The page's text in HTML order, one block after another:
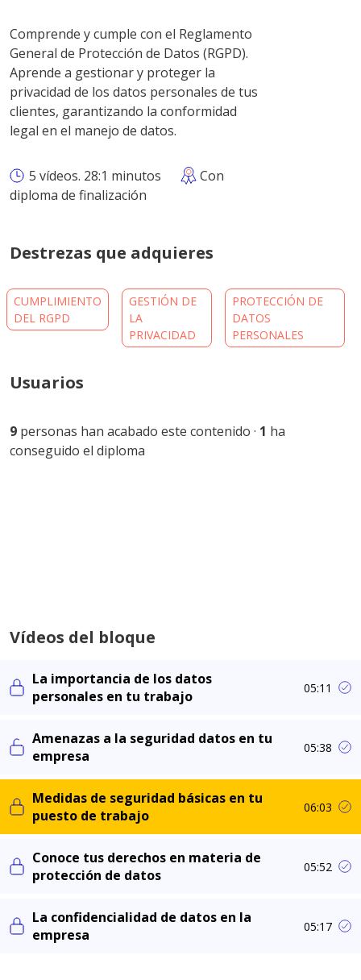
Comprende y cumple con el Reglamento
General de Protección de Datos (RGPD).
Aprende a gestionar y proteger la
privacidad de los datos personales de tus
clientes, garantizando la conformidad
legal en el manejo de datos.
5 vídeos. 28:1 minutos
Con
diploma de finalización
Destrezas que adquieres
CUMPLIMIENTO
DEL RGPD
GESTIÓN DE
LA
PRIVACIDAD
PROTECCIÓN DE
DATOS
PERSONALES
Usuarios
9 personas han acabado este contenido · 1 ha
conseguido el diploma
Vídeos del bloque
La importancia de los datos
personales en tu trabajo
05:11
Amenazas a la seguridad datos en tu
empresa
05:38
Medidas de seguridad básicas en tu
puesto de trabajo
06:03
Conoce tus derechos en materia de
protección de datos
05:52
La confidencialidad de datos en la
empresa
05:17